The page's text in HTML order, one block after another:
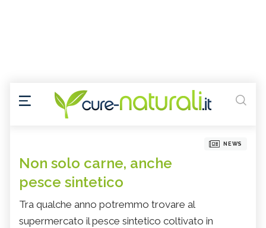
NEWS
Non solo carne, anche
pesce sintetico
Tra qualche anno potremmo trovare al
supermercato il pesce sintetico coltivato in